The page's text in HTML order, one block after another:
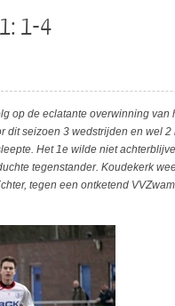
1: 1-4
op de eclatante overwinning van
seizoen 3 wedstrijden en wel 2
Het 1e wilde niet
tegenstander. Koudekerk
tegen een ontketend